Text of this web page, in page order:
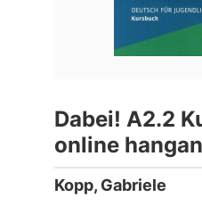
Dabei! A2.2
online
Kopp, Gabriele